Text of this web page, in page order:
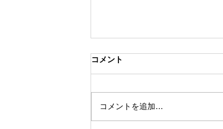
「スマートレジシステムの普
なスマートレジシステムの普及に
向けた取組を進めております。
コメント
コメントを追加…